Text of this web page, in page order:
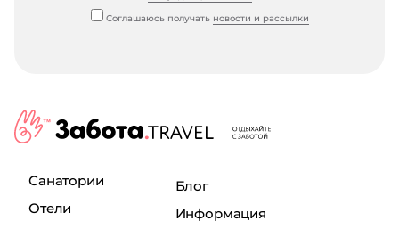
Соглашаюсь получать новости и рассылки
Санатории
Отели
Блог
Информация